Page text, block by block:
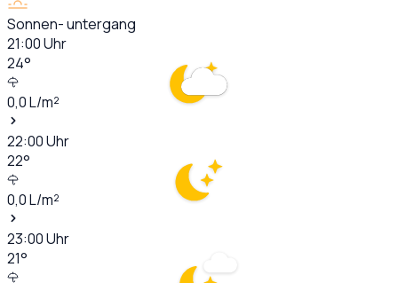
Sonnen- untergang
21:00Uhr
24°
0,0L/m²
22:00Uhr
22°
0,0L/m²
23:00Uhr
21°